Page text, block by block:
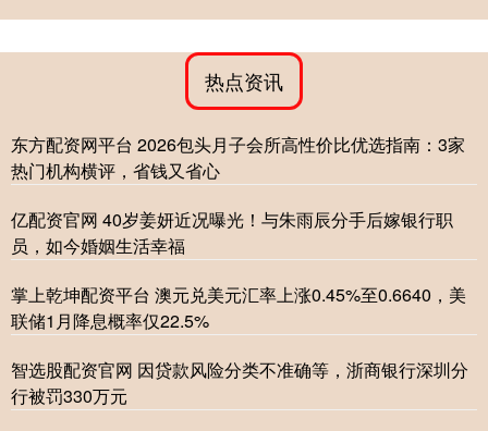
热点资讯
东方配资网平台 2026包头月子会所高性价比优选指南：3家
热门机构横评，省钱又省心
亿配资官网 40岁姜妍近况曝光！与朱雨辰分手后嫁银行职
员，如今婚姻生活幸福
掌上乾坤配资平台 澳元兑美元汇率上涨0.45%至0.6640，美
联储1月降息概率仅22.5%
智选股配资官网 因贷款风险分类不准确等，浙商银行深圳分
行被罚330万元